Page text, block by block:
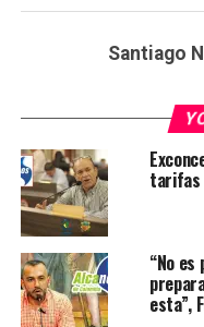
Santiago
tarifas
“No
esta”,